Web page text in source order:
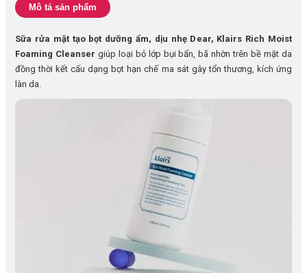
Mô tả sản phẩm
Sữa rửa mặt tạo bọt dưỡng ẩm, dịu nhẹ Dear, Klairs Rich Moist
Foaming Cleanser giúp loại bỏ lớp bụi bẩn, bã nhờn trên bề mặt da
đồng thời kết cấu dạng bọt hạn chế ma sát gây tổn thương, kích ứng
làn da.